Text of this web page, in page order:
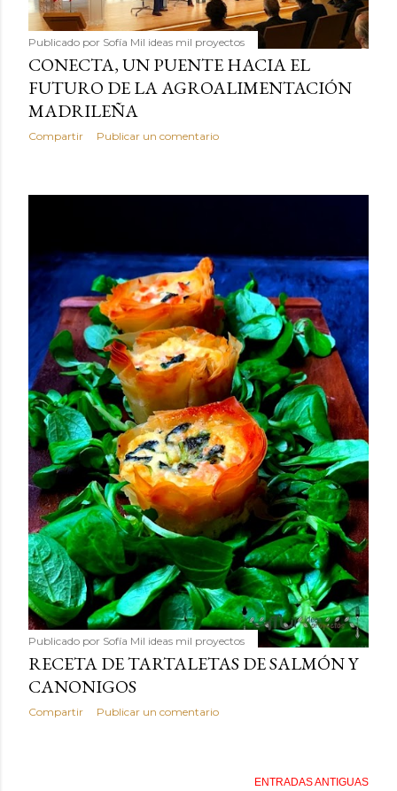
Publicado por Sofía Mil ideas mil proyectos
CONECTA, UN PUENTE HACIA EL
FUTURO DE LA AGROALIMENTACIÓN
MADRILEÑA
Compartir Publicar un comentario
Publicado por Sofía Mil ideas mil proyectos
RECETA DE TARTALETAS DE SALMÓN Y
CANONIGOS
Compartir Publicar un comentario
ENTRADAS ANTIGUAS